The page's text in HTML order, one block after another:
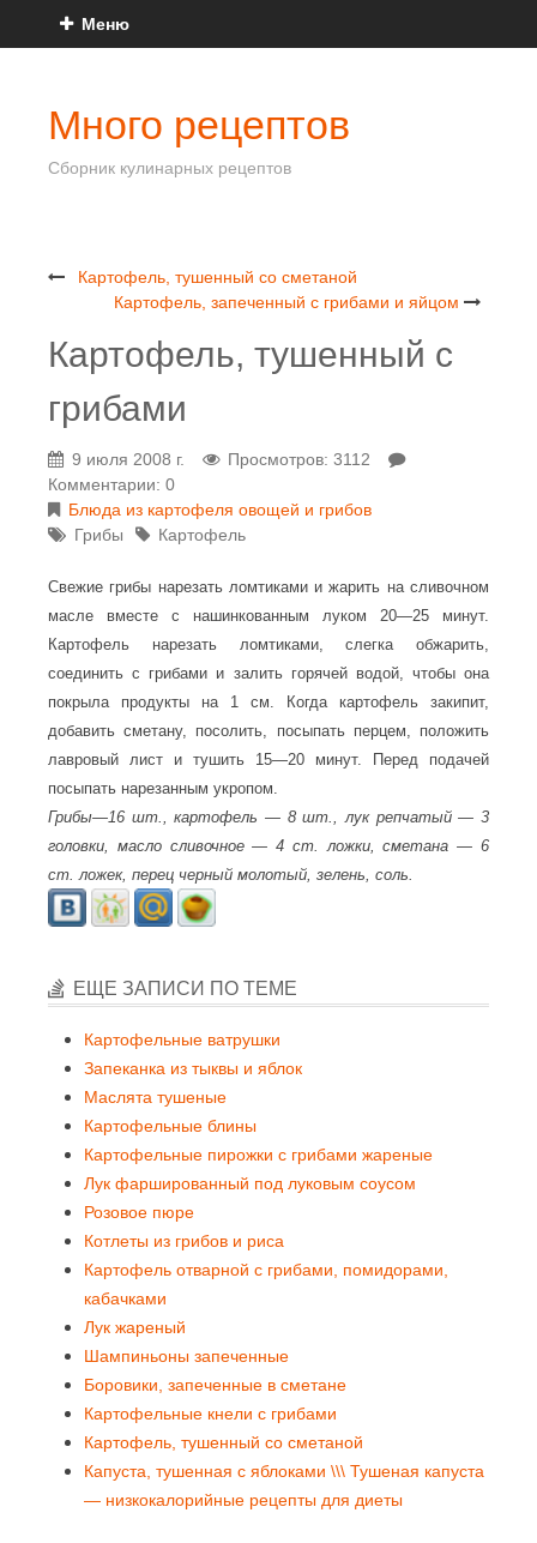
Меню
Много рецептов
Сборник кулинарных рецептов
Картофель, тушенный со сметаной
Картофель, запеченный с грибами и яйцом
Картофель, тушенный с
грибами
9 июля 2008 г.
Просмотров: 3112
Комментарии: 0
Блюда из картофеля овощей и грибов
Грибы
Картофель
Свежие грибы нарезать ломтиками и жарить на сливочном
масле вместе с нашинкованным луком 20—25 минут.
Картофель нарезать ломтиками, слегка обжарить,
соединить с грибами и залить горячей водой, чтобы она
покрыла продукты на 1 см. Когда картофель закипит,
добавить сметану, посолить, посыпать перцем, положить
лавровый лист и тушить 15—20 минут. Перед подачей
посыпать нарезанным укропом.
Грибы—16 шт., картофель — 8 шт., лук репчатый — 3
головки, масло сливочное — 4 ст. ложки, сметана — 6
ст. ложек, перец черный молотый, зелень, соль.
ЕЩЕ ЗАПИСИ ПО ТЕМЕ
Картофельные ватрушки
Запеканка из тыквы и яблок
Маслята тушеные
Картофельные блины
Картофельные пирожки с грибами жареные
Лук фаршированный под луковым соусом
Розовое пюре
Котлеты из грибов и риса
Картофель отварной с грибами, помидорами,
кабачками
Лук жареный
Шампиньоны запеченные
Боровики, запеченные в сметане
Картофельные кнели с грибами
Картофель, тушенный со сметаной
Капуста, тушенная с яблоками \\\ Тушеная капуста
— низкокалорийные рецепты для диеты